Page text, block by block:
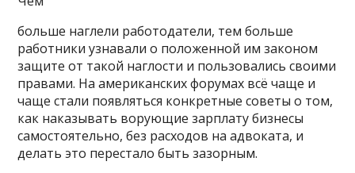
больше наглели работодатели, тем больше
работники узнавали о положенной им законом
защите от такой наглости и пользовались своими
правами. На американских форумах всё чаще и
чаще стали появляться конкретные советы о том,
как наказывать ворующие зарплату бизнесы
самостоятельно, без расходов на адвоката, и
делать это перестало быть зазорным.